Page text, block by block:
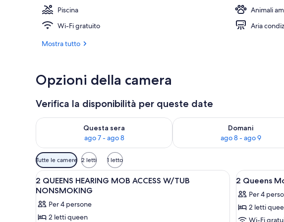
Piscina
Animali
Wi-Fi gratuito
Aria
Mostra tutto
Opzioni della camera
Verifica la disponibilità per queste date
Questa sera
ago 7 - ago 8
Verifica la disponibilità per questa sera, ago 7 - ago 8
Domani
ago 8 - ago 9
Verifica la disponibilità per
Filtri
disponibili
per
le
camere
Tutte le camere 2 letti 1 letto
Apri
tutte
le
foto
Un bagno con uno specchio grande, un lavandino
4
2 QUEENS HEARING MOB ACCESS W/TUB
NONSMOKING
Per 4 persone
2 letti queen
Apri
tutte
le
foto
13
2 Queens
Per 4
2 letti
Wi-Fi